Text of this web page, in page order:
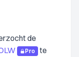
de
Pro
te